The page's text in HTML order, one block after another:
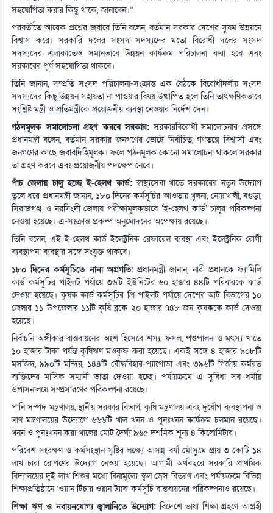
সহযোগিতা করার কিছু থাকে, জানাবেন।”
পরবর্তীতে আরেক প্রশ্নের জবাবে তিনি বলেন, বর্তমান সরকার দেশের সুষম উন্নয়নে
বিশ্বাস করে। সরকারি দলের সংসদ সদস্যদের মতো বিরোধী দলের সংসদ
সদস্যদের এলাকাতেও সমানভাবে উন্নয়ন কার্যক্রম পরিচালনা করা হবে এবং
সরকারের পূর্ণ সহযোগিতা থাকবে।
তিনি জানান, সম্প্রতি সংসদ পরিচালনা-সংক্রান্ত এক বৈঠকে বিরোধীদলীয় সংসদ
সদস্যদের কিছু উন্নয়ন সহায়তা না পাওয়ার বিষয় উত্থাপিত হলে তিনি তাৎক্ষণিকভাবে
সংশ্লিষ্ট মন্ত্রী ও প্রতিমন্ত্রীকে প্রয়োজনীয় ব্যবস্থা নেওয়ার নির্দেশ দেন।
গঠনমূলক সমালোচনা গ্রহণ করবে সরকার: সরকারবিরোধী সমালোচনার প্রসঙ্গে
প্রধানমন্ত্রী বলেন, বর্তমান সরকার জনগণের ভোটে নির্বাচিত, গণতন্ত্রে বিশ্বাসী এবং
জনগণের কাছে জবাবদিহিমূলক। ফলে গঠনমূলক কোনো সমালোচনা থাকলে সরকার
তা গ্রহণ করবে এবং প্রয়োজনীয় পদক্ষেপ নেবে।
পাঁচ জেলায় চালু হচ্ছে ই-হেলথ কার্ড:স্বাস্থ্যসেবা খাতে সরকারের নতুন উদ্যোগ
তুলে ধরে প্রধানমন্ত্রী জানান, ১৮০ দিনের কর্মসূচির আওতায় খুলনা, নোয়াখালী, বগুড়া,
সিরাজগঞ্জ ও নরসিংদী জেলায় পরীক্ষামূলকভাবে ‘ই-হেলথ কার্ড’ চালুর পরিকল্পনা
নেওয়া হয়েছে। এ-সংক্রান্ত প্রকল্প অনুমোদনের অপেক্ষায় রয়েছে।
তিনি বলেন, এই ই-হেলথ কার্ড ইলেক্ট্রনিক রেফারেল ব্যবস্থা এবং ইলেক্ট্রনিক রোগী
ব্যবস্থাপনা ব্যবস্থার সঙ্গে সংযুক্ত থাকবে।
১৮০ দিনের কর্মসূচিতে নানা অগ্রগতি:প্রধানমন্ত্রী জানান, নারী প্রধানকে ফ্যামিলি
কার্ড কর্মসূচির পাইলট পর্যায়ে ৩৬টি ইউনিটের ৬০ হাজার ৪৪টি পরিবারকে কার্ড
দেওয়া হয়েছে। কৃষক কার্ড কর্মসূচির প্রি-পাইলট পর্যায়ে দেশের আট বিভাগের ১০
জেলার ১১ উপজেলার ১১টি কৃষি ব্লকে ২০ হাজার ৭৪৮ জন কৃষককে কার্ড দেওয়া
হয়েছে।
নির্বাচনি অঙ্গীকার বাস্তবায়নের অংশ হিসেবে শস্য, ফসল, পশুপালন ও মৎস্য খাতে
১০ হাজার টাকা পর্যন্ত কৃষিঋণ মওকুফ করা হয়েছে। একই সঙ্গে ৪ হাজার ৯০৮টি
মসজিদ, ৯৯০টি মন্দির, ১৪৪টি বৌদ্ধবিহার-প্যাগোডা এবং ৩৯৬টি গির্জায় কর্মরত
ব্যক্তিদের মাসিক সম্মানী ভাতা দেওয়া হচ্ছে। পর্যায়ক্রমে এ সুবিধা সব ধর্মীয়
উপাসনালয়ে সম্প্রসারণের পরিকল্পনা রয়েছে।
পানি সম্পদ মন্ত্রণালয়, স্থানীয় সরকার বিভাগ, কৃষি মন্ত্রণালয় এবং দুর্যোগ ব্যবস্থাপনা ও
ত্রাণ মন্ত্রণালয়ের উদ্যোগে ৬৬৬টি খাল খনন ও পুনঃখনন কার্যক্রম চলমান রয়েছে।
খনন ও পুনঃখনন করা খালের মোট দৈর্ঘ্য ৯৬৫ দশমিক শূন্য ৪ কিলোমিটার।
পরিবেশ সংরক্ষণ ও কর্মসংস্থান সৃষ্টির লক্ষ্যে আসন্ন বর্ষা মৌসুমে প্রায় ৩ কোটি ১৪
লাখ চারা রোপণের উদ্যোগ নেওয়া হয়েছে। আগামী অর্থবছরে সরকারি প্রাথমিক
বিদ্যালয়ের দুই লাখ শিশুর মধ্যে বিনামূল্যে স্কুল ড্রেস বিতরণ এবং পর্যায়ক্রমে বিভিন্ন
শিক্ষাপ্রতিষ্ঠানে ‘ওয়ান টিচার ওয়ান ট্যাব’ কর্মসূচি বাস্তবায়নের পরিকল্পনাও রয়েছে।
শিক্ষা ঋণ ও নবায়নযোগ্য জ্বালানিতে উদ্যোগ: বিদেশে ভাষা শিক্ষা গ্রহণে আগ্রহী